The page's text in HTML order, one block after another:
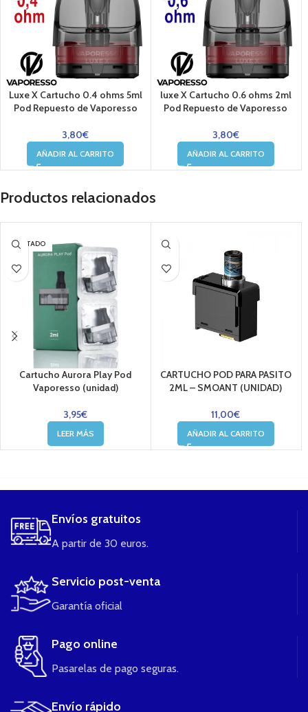
Luxe X Cartucho 0.4 ohms 5ml
Pod Repuesto de Vaporesso
3,80€
AÑADIR AL CARRITO
luxe X Cartucho 0.6 ohms 2ml
Pod Repuesto de Vaporesso
3,80€
AÑADIR AL CARRITO
Productos relacionados
AGOTADO
Cartucho Aurora Play Pod
Vaporesso (unidad)
3,95€
LEER MÁS
CARTUCHO POD PARA PASITO
2ML – SMOANT (UNIDAD)
11,00€
AÑADIR AL CARRITO
Envíos gratuitos
A partir de 30 euros.
Servicio post-venta
Garantía oficial
Pago online
Pasarelas de pago seguras.
Envío rápido